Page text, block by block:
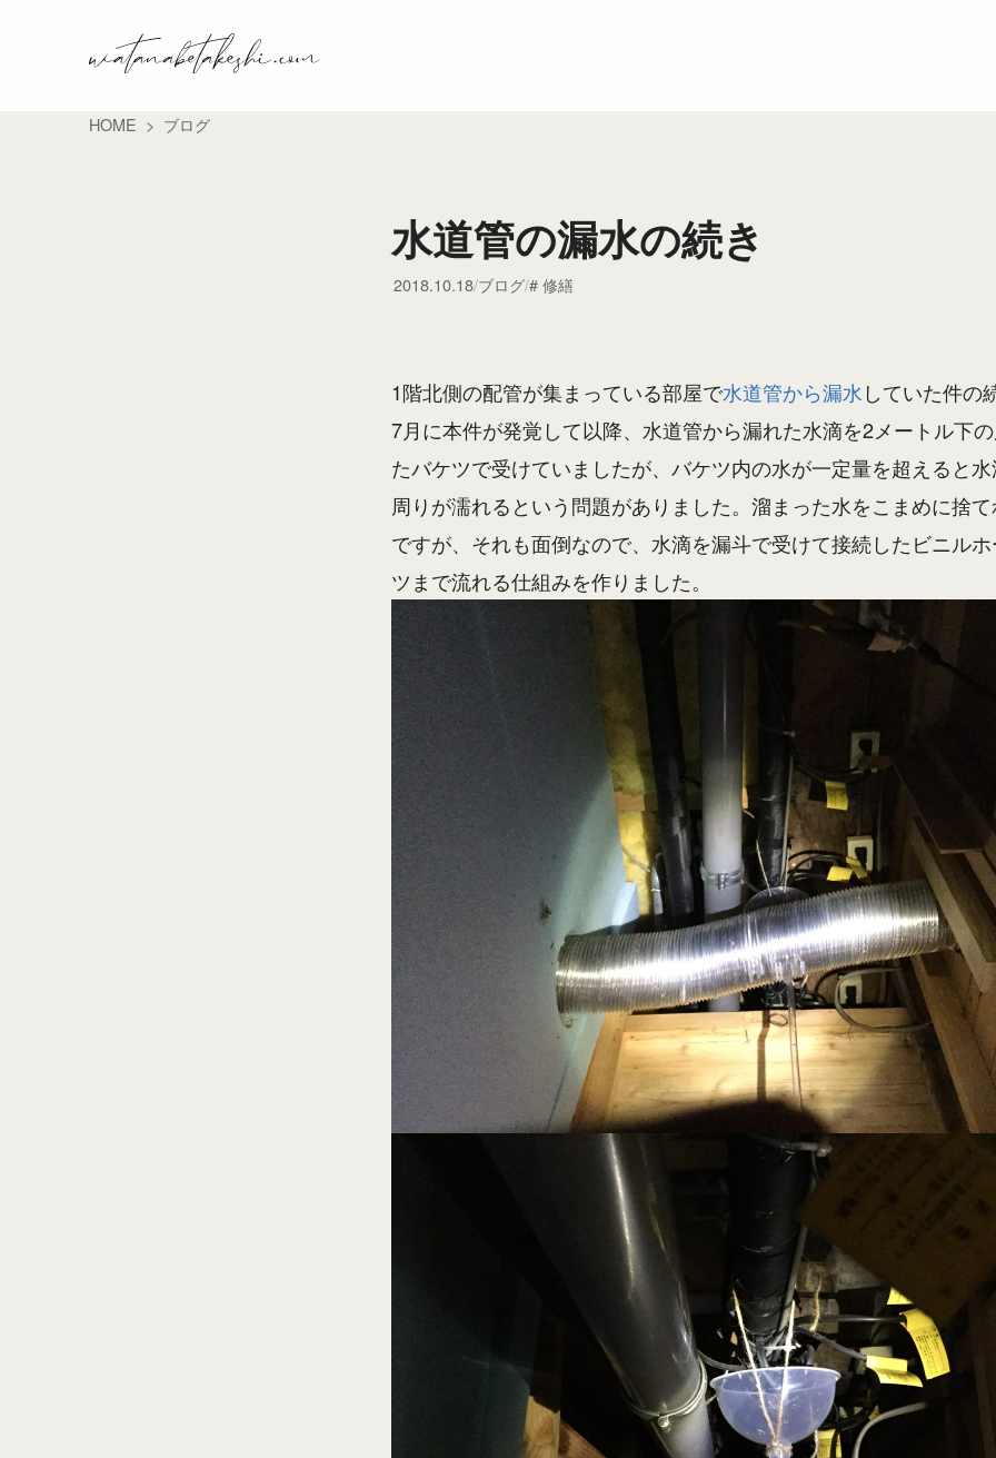
HOME ブログ
水道管の漏水の続き
2018.10.18 ブログ 修繕
1階北側の配管が集まっている部屋で水道管から漏水していた件の
7月に本件が発覚して以降、水道管から漏れた水滴を2メートル下
たバケツで受けていましたが、バケツ内の水が一定量を超えると
周りが濡れるという問題がありました。溜まった水をこまめに捨
ですが、それも面倒なので、水滴を漏斗で受けて接続したビニル
ツまで流れる仕組みを作りました。